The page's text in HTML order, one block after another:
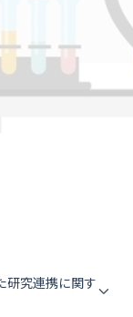
研究連携に関す